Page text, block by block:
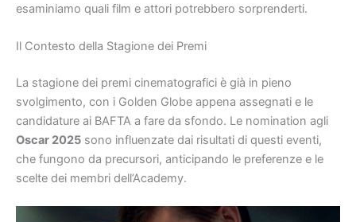
esaminiamo quali film e attori potrebbero sorprenderti.
Il Contesto della Stagione dei Premi
La stagione dei premi cinematografici è già in pieno
svolgimento, con i Golden Globe appena assegnati e le
candidature ai BAFTA a fare da sfondo. Le nomination agli
Oscar 2025 sono influenzate dai risultati di questi eventi,
che fungono da precursori, anticipando le preferenze e le
scelte dei membri dell’Academy.